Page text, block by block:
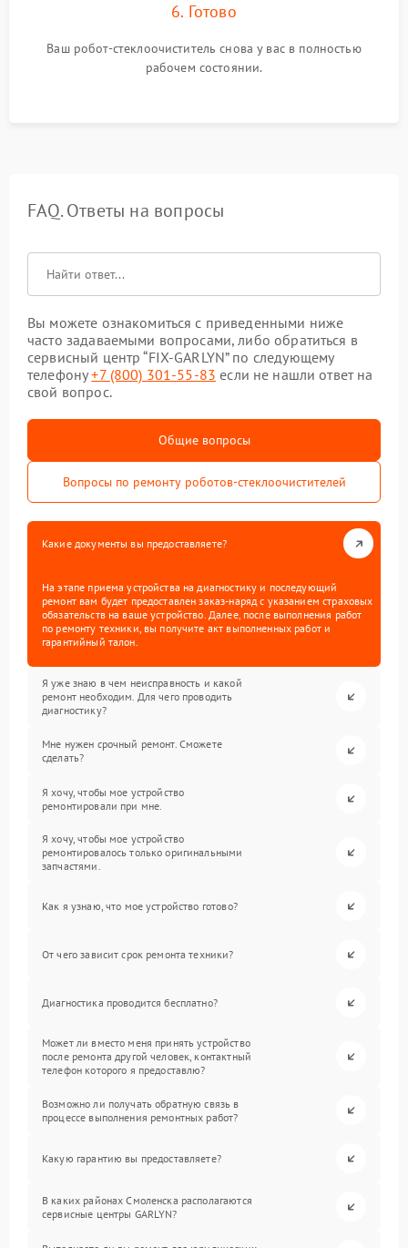
6. Готово
Ваш робот-стеклоочиститель снова у вас в полностью
рабочем состоянии.
FAQ. Ответы на вопросы
Вы можете ознакомиться с приведенными ниже
часто задаваемыми вопросами, либо обратиться в
сервисный центр “FIX-GARLYN” по следующему
телефону+7 (800) 301-55-83 если не нашли ответ на
свой вопрос.
Общие вопросы
Вопросы по ремонту роботов-стеклоочистителей
Какие документы вы предоставляете?
На этапе приема устройства на диагностику и последующий
ремонт вам будет предоставлен заказ-наряд с указанием страховых
обязательств на ваше устройство. Далее, после выполнения работ
по ремонту техники, вы получите акт выполненных работ и
гарантийный талон.
Я уже знаю в чем неисправность и какой
ремонт необходим. Для чего проводить
диагностику?
Мне нужен срочный ремонт. Сможете
сделать?
Я хочу, чтобы мое устройство
ремонтировали при мне.
Я хочу, чтобы мое устройство
ремонтировалось только оригинальными
запчастями.
Как я узнаю, что мое устройство готово?
От чего зависит срок ремонта техники?
Диагностика проводится бесплатно?
Может ли вместо меня принять устройство
после ремонта другой человек, контактный
телефон которого я предоставлю?
Возможно ли получать обратную связь в
процессе выполнения ремонтных работ?
Какую гарантию вы предоставляете?
В каких районах Смоленска располагаются
сервисные центры GARLYN?